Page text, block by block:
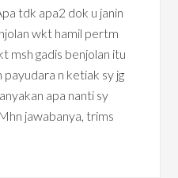
tdk apa2 dok u janin
wkt hamil pertm
msh gadis benjolan itu
payudara n ketiak sy jg
apa nanti sy
jawabanya, trims